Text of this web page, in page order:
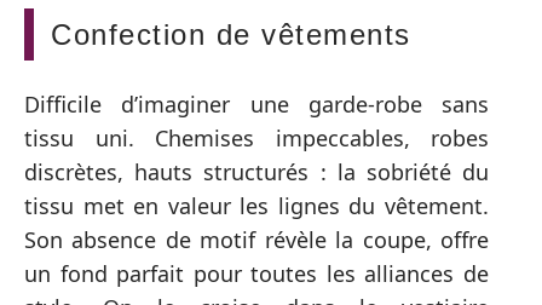
Confection de vêtements
Difficile d’imaginer une garde-robe sans
tissu uni. Chemises impeccables, robes
discrètes, hauts structurés : la sobriété du
tissu met en valeur les lignes du vêtement.
Son absence de motif révèle la coupe, offre
un fond parfait pour toutes les alliances de